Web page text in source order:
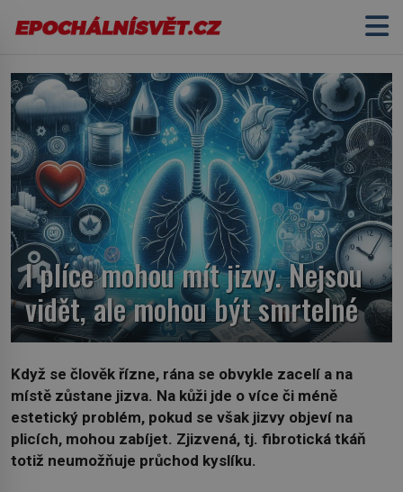
I plíce mohou mít jizvy. Nejsou
vidět, ale mohou být smrtelné
Když se člověk řízne, rána se obvykle zacelí a na
místě zůstane jizva. Na kůži jde o více či méně
estetický problém, pokud se však jizvy objeví na
plicích, mohou zabíjet. Zjizvená, tj. fibrotická tkáň
totiž neumožňuje průchod kyslíku.